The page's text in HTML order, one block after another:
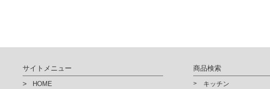
サイトメニュー
HOME
商品検索
キッチン